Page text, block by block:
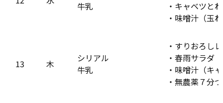
牛乳
・キャベツと
・味噌汁（玉
13 木
シリアル
牛乳
・すりおろし
・春雨サラダ
・味噌汁（キ
・無農薬７分